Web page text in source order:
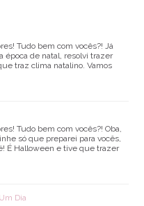
Tudo bem com vocês?! Já
época de natal, resolvi trazer
traz clima natalino. Vamos
Tudo bem com vocês?! Oba,
só que preparei para vocês,
É Halloween e tive que trazer
Dia